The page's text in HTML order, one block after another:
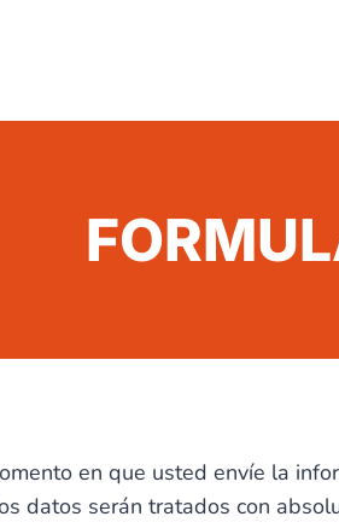
en que usted envíe la
datos serán tratados con